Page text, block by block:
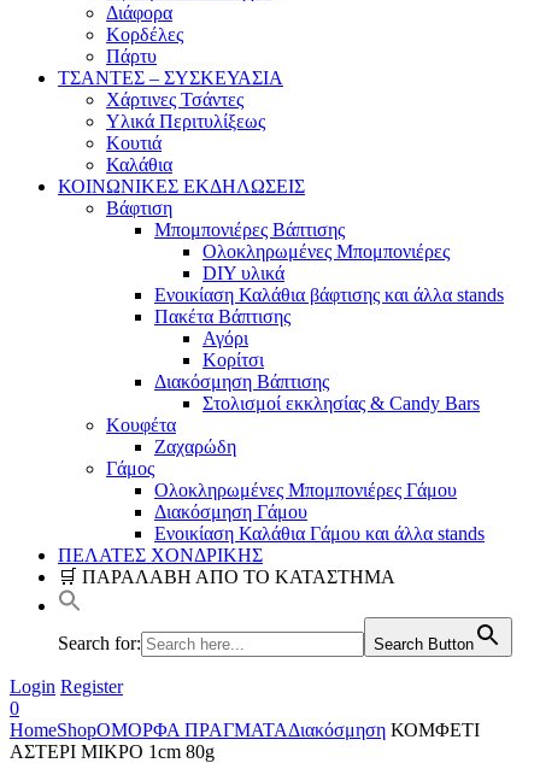
Διάφορα
Κορδέλες
Πάρτυ
ΤΣΑΝΤΕΣ – ΣΥΣΚΕΥΑΣΙΑ
Χάρτινες Τσάντες
Υλικά Περιτυλίξεως
Κουτιά
Καλάθια
ΚΟΙΝΩΝΙΚΕΣ ΕΚΔΗΛΩΣΕΙΣ
Βάφτιση
Μπομπονιέρες Βάπτισης
Ολοκληρωμένες Μπομπονιέρες
DIY υλικά
Ενοικίαση Καλάθια βάφτισης και άλλα stands
Πακέτα Βάπτισης
Αγόρι
Κορίτσι
Διακόσμηση Βάπτισης
Στολισμοί εκκλησίας & Candy Bars
Κουφέτα
Ζαχαρώδη
Γάμος
Ολοκληρωμένες Μπομπονιέρες Γάμου
Διακόσμηση Γάμου
Ενοικίαση Καλάθια Γάμου και άλλα stands
ΠΕΛΑΤΕΣ ΧΟΝΔΡΙΚΗΣ
🛒 ΠΑΡΑΛΑΒΗ ΑΠΟ ΤΟ ΚΑΤΑΣΤΗΜΑ
Search for: Search Button
Login Register
0
HomeShopΟΜΟΡΦΑ ΠΡΑΓΜΑΤΑΔιακόσμηση ΚΟΜΦΕΤΙ
ΑΣΤΕΡΙ ΜΙΚΡΟ 1cm 80g